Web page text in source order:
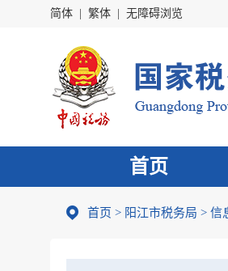
简体 繁体 无障碍浏览
首页
首页 > 阳江市税务局 > 信